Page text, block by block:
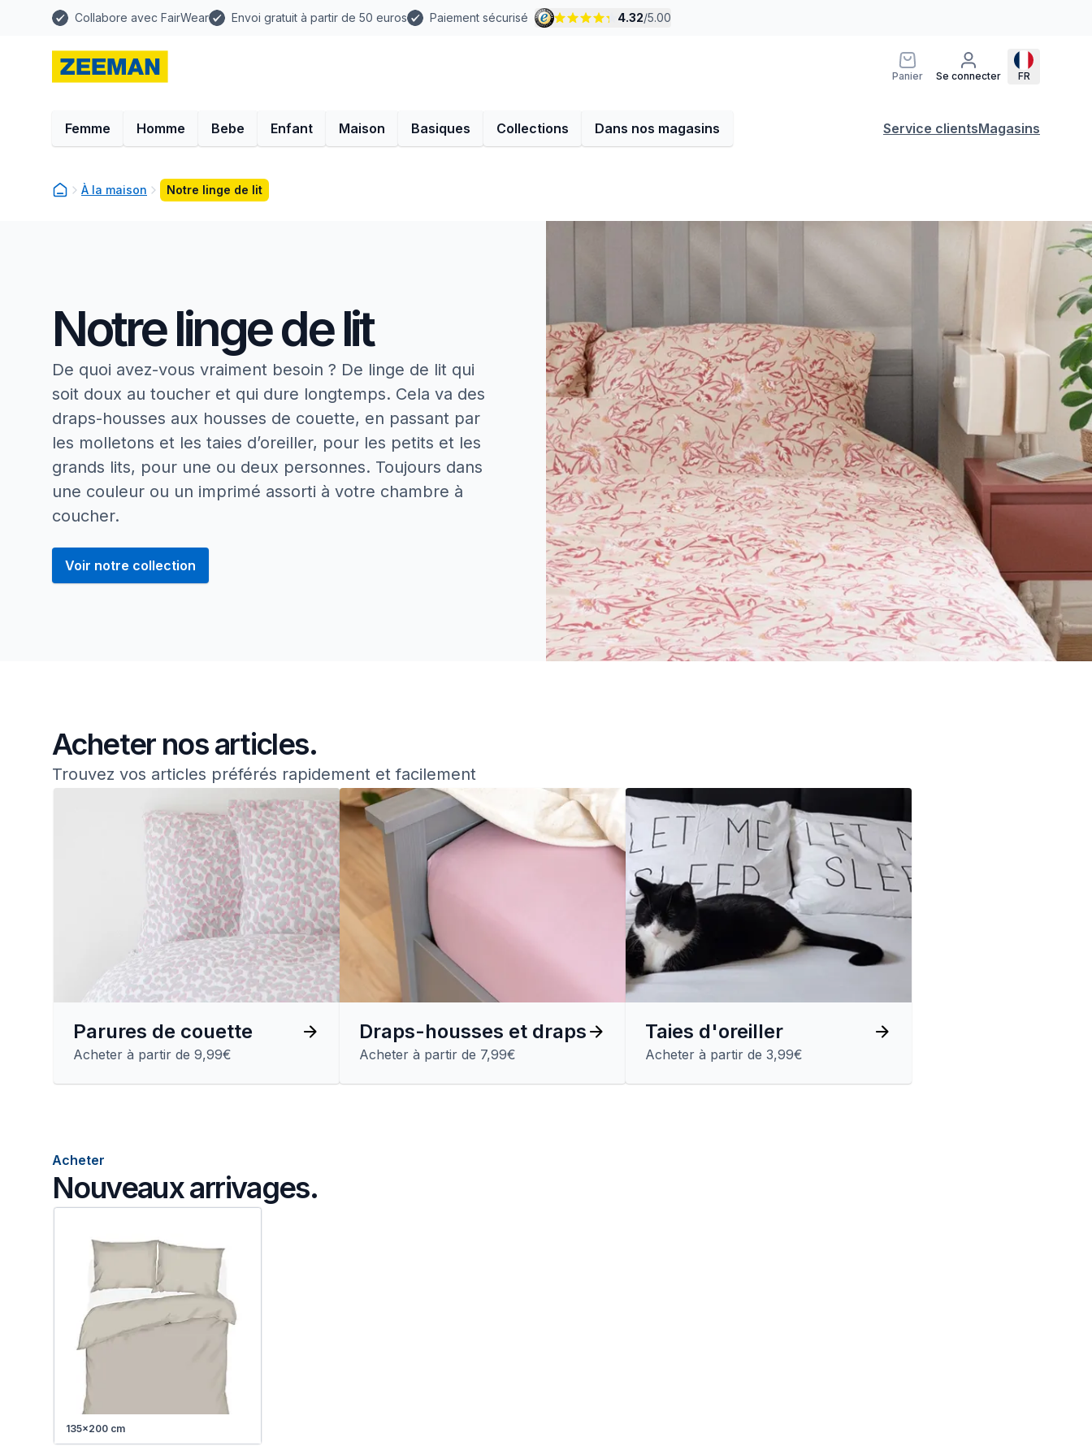
Collabore avec FairWear Envoi gratuit à partir de 50 euros Paiement sécurisé 4.32/5.00
Panier Se connecter FR
Femme Homme Bebe Enfant Maison Basiques Collections Dans nos magasins Service clientsMagasins
À la maison Notre linge de lit
Notre linge de lit
De quoi avez-vous vraiment besoin ? De linge de lit qui
soit doux au toucher et qui dure longtemps. Cela va des
draps-housses aux housses de couette, en passant par
les molletons et les taies d’oreiller, pour les petits et les
grands lits, pour une ou deux personnes. Toujours dans
une couleur ou un imprimé assorti à votre chambre à
coucher.
Voir notre collection
Notre linge de lit
Acheter nos articles.
Trouvez vos articles préférés rapidement et facilement
Parures de couette
Acheter à partir de 9,99€
Draps-housses et draps
Acheter à partir de 7,99€
Taies d'oreiller
Acheter à partir de 3,99€
Acheter
Nouveaux arrivages.
135x200 cm